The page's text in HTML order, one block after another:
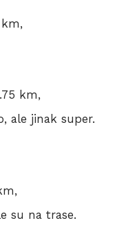
km,
ale jinak super.
su na trase.